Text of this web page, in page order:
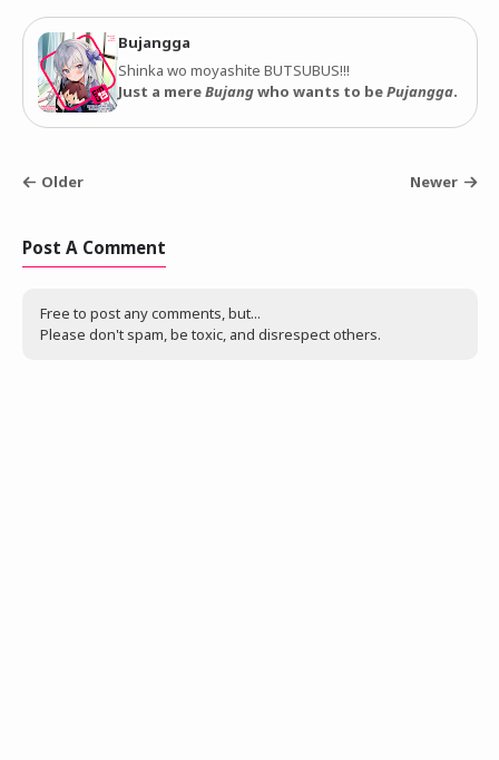
Bujangga
Shinka wo moyashite BUTSUBUS!!!
Just a mereBujangwho wants to bePujangga.
Older Newer
Post A Comment
Free to post any comments, but...
Please don't spam, be toxic, and disrespect others.